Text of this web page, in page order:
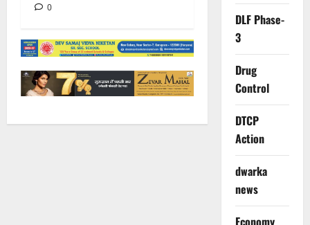
0
DLF Phase-
3
Drug
Control
DTCP
Action
dwarka
news